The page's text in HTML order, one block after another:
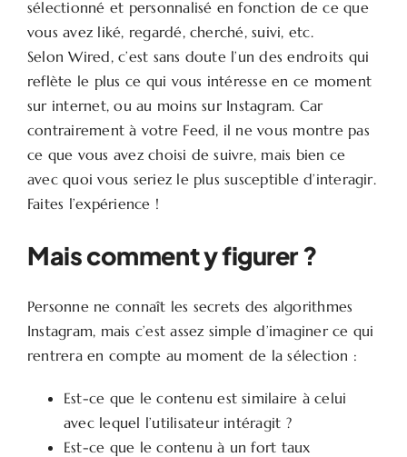
sélectionné et personnalisé en fonction de ce que
vous avez liké, regardé, cherché, suivi, etc.
Selon Wired, c’est sans doute l’un des endroits qui
reflète le plus ce qui vous intéresse en ce moment
sur internet, ou au moins sur Instagram. Car
contrairement à votre Feed, il ne vous montre pas
ce que vous avez choisi de suivre, mais bien ce
avec quoi vous seriez le plus susceptible d’interagir.
Faites l’expérience !
Mais comment y figurer ?
Personne ne connaît les secrets des algorithmes
Instagram, mais c’est assez simple d’imaginer ce qui
rentrera en compte au moment de la sélection :
Est-ce que le contenu est similaire à celui
avec lequel l’utilisateur intéragit ?
Est-ce que le contenu à un fort taux